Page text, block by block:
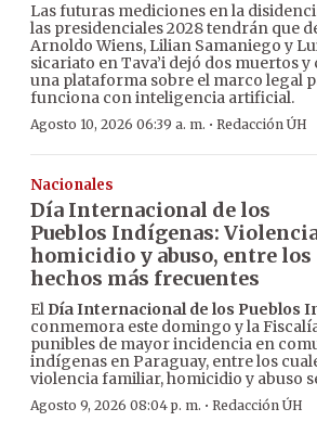
Las futuras mediciones en la
las presidenciales 2028 tendrán que
Arnoldo Wiens, Lilian Samaniego y
sicariato en Tava’i dejó dos muertos
una plataforma sobre el marco legal
funciona con inteligencia artificial.
Agosto 10, 2026 06:39 a. m. · Redacción ÚH
Nacionales
Día Internacional de los
Pueblos Indígenas:
homicidio y abuso, entre los
hechos más frecuentes
El Día Internacional de los Pueblos
conmemora este domingo y la
punibles de mayor incidencia en
indígenas en Paraguay, entre los
violencia familiar, homicidio y abuso
Agosto 9, 2026 08:04 p. m. · Redacción ÚH